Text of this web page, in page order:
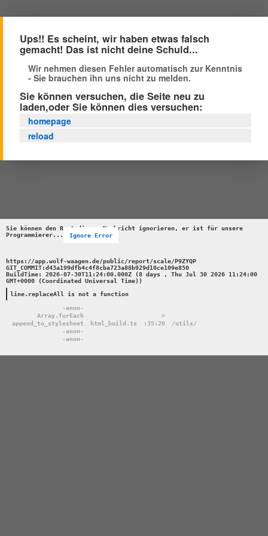
Ups!! Es scheint, wir haben etwas falsch
gemacht! Das ist nicht deine Schuld...
Wir nehmen diesen Fehler automatisch zur Kenntnis
- Sie brauchen ihn uns nicht zu melden.
Sie können versuchen, die Seite neu zu
laden,oder Sie können dies versuchen:
homepage
reload
Sie können den Rest dieser Nachricht ignorieren, er ist für unsere
Programmierer...
Ignore Error
https://app.wolf-waagen.de/public/report/scale/P9ZYQP
GIT_COMMIT:d43a199dfb4c4f8cba723a88b929d10ce109e850
BuildTime: 2026-07-30T11:24:00.000Z (8 days , Thu Jul 30 2026 11:24:00
GMT+0000 (Coordinated Universal Time))
line.replaceAll is not a function
-anon-
Array.forEach
>
append_to_stylesheet
html_build.ts :35:20
/utils/
-anon-
-anon-